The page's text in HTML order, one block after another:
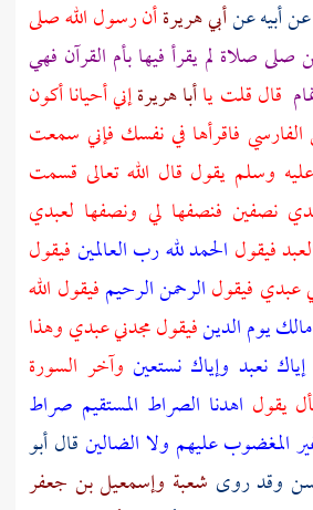
عنأبيهعنأبي هريرةأن رسول الله صلى
صلى صلاة لم يقرأ فيها بأم القرآن فهي
قال قلت ياأبا هريرةإني أحيانا أكون
الفارسي فاقرأها في نفسك فإني سمعت
وسلم يقول قال الله تعالى قسمت
نصفين فنصفها لي ونصفها لعبدي
فيقول الحمد لله رب العالمينفيقول
عبدي فيقولالرحمن الرحيمفيقول الله
مالك يوم الدينفيقول مجدني عبدي وهذا
إياك نعبد وإياك نستعين وآخر السورة
يقول اهدنا الصراط المستقيم صراط
المغضوب عليهم ولا الضالينقال أبو
وقد روى شعبة وإسمعيل بن جعفر